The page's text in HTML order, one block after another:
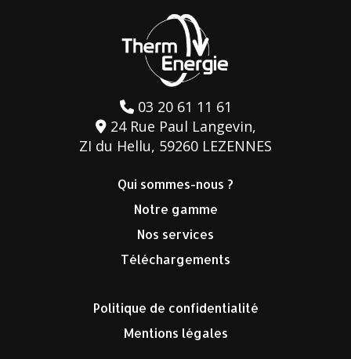
03 20 61 11 61
24 Rue Paul Langevin,
ZI du Hellu, 59260 LEZENNES
Qui sommes-nous ?
Notre gamme
Nos services
Téléchargements
Politique de confidentialité
Mentions légales